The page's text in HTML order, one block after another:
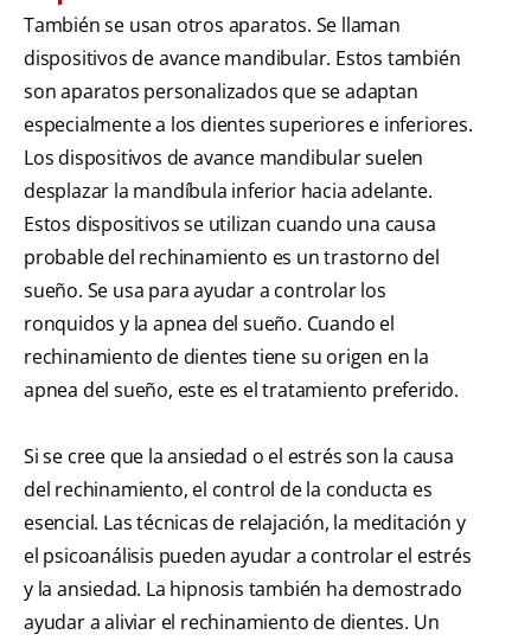
También se usan otros aparatos. Se llaman
dispositivos de avance mandibular. Estos también
son aparatos personalizados que se adaptan
especialmente a los dientes superiores e inferiores.
Los dispositivos de avance mandibular suelen
desplazar la mandíbula inferior hacia adelante.
Estos dispositivos se utilizan cuando una causa
probable del rechinamiento es un trastorno del
sueño. Se usa para ayudar a controlar los
ronquidos y la apnea del sueño. Cuando el
rechinamiento de dientes tiene su origen en la
apnea del sueño, este es el tratamiento preferido.
Si se cree que la ansiedad o el estrés son la causa
del rechinamiento, el control de la conducta es
esencial. Las técnicas de relajación, la meditación y
el psicoanálisis pueden ayudar a controlar el estrés
y la ansiedad. La hipnosis también ha demostrado
ayudar a aliviar el rechinamiento de dientes. Un